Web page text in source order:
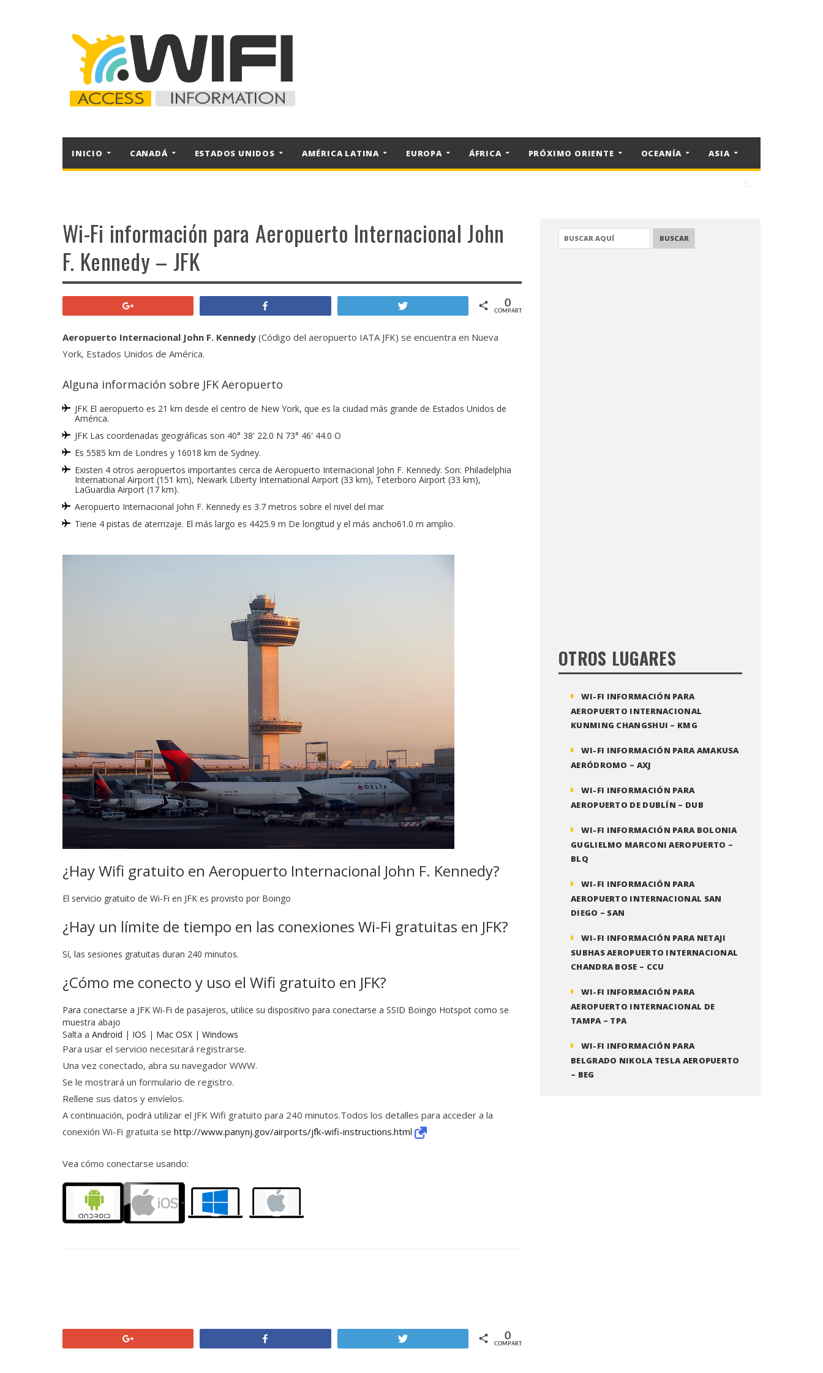
INICIO CANADÁ ESTADOS UNIDOS AMÉRICA LATINA EUROPA ÁFRICA PRÓXIMO ORIENTE OCEANÍA ASIA
Wi-Fi información para Aeropuerto Internacional John
F. Kennedy – JFK
COMPARTIR
0
Aeropuerto Internacional John F. Kennedy (Código del aeropuerto IATA JFK) se encuentra en Nueva
York, Estados Unidos de América.
Alguna información sobre JFK Aeropuerto
JFK El aeropuerto es 21 km desde el centro de New York, que es la ciudad más grande de Estados Unidos de
América.
JFK Las coordenadas geográficas son 40° 38' 22.0 N 73° 46' 44.0 O
Es 5585 km de Londres y 16018 km de Sydney.
Existen 4 otros aeropuertos importantes cerca de Aeropuerto Internacional John F. Kennedy. Son: Philadelphia
International Airport (151 km), Newark Liberty International Airport (33 km), Teterboro Airport (33 km),
LaGuardia Airport (17 km).
Aeropuerto Internacional John F. Kennedy es 3.7 metros sobre el nivel del mar
Tiene 4 pistas de aterrizaje. El más largo es 4425.9 m De longitud y el más ancho61.0 m amplio.
¿Hay Wifi gratuito en Aeropuerto Internacional John F. Kennedy?
El servicio gratuito de Wi-Fi en JFK es provisto por Boingo
¿Hay un límite de tiempo en las conexiones Wi-Fi gratuitas en JFK?
Sí, las sesiones gratuitas duran 240 minutos.
¿Cómo me conecto y uso el Wifi gratuito en JFK?
Para conectarse a JFK Wi-Fi de pasajeros, utilice su dispositivo para conectarse a SSID Boingo Hotspot como se
muestra abajo
Salta a Android | IOS | Mac OSX | Windows
Para usar el servicio necesitará registrarse.
Una vez conectado, abra su navegador WWW.
Se le mostrará un formulario de registro.
Rellene sus datos y envíelos.
A continuación, podrá utilizar el JFK Wifi gratuito para 240 minutos.Todos los detalles para acceder a la
conexión Wi-Fi gratuita se http://www.panynj.gov/airports/jfk-wifi-instructions.html
Vea cómo conectarse usando:
COMPARTIR
0
OTROS LUGARES
WI-FI INFORMACIÓN PARA
AEROPUERTO INTERNACIONAL
KUNMING CHANGSHUI – KMG
WI-FI INFORMACIÓN PARA AMAKUSA
AERÓDROMO – AXJ
WI-FI INFORMACIÓN PARA
AEROPUERTO DE DUBLÍN – DUB
WI-FI INFORMACIÓN PARA BOLONIA
GUGLIELMO MARCONI AEROPUERTO –
BLQ
WI-FI INFORMACIÓN PARA
AEROPUERTO INTERNACIONAL SAN
DIEGO – SAN
WI-FI INFORMACIÓN PARA NETAJI
SUBHAS AEROPUERTO INTERNACIONAL
CHANDRA BOSE – CCU
WI-FI INFORMACIÓN PARA
AEROPUERTO INTERNACIONAL DE
TAMPA – TPA
WI-FI INFORMACIÓN PARA
BELGRADO NIKOLA TESLA AEROPUERTO
– BEG